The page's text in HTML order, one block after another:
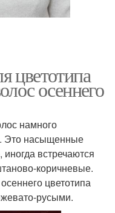
цветотипа
осеннего
намного
Это насыщенные
встречаются
коричневые.
цветотипа
русыми.